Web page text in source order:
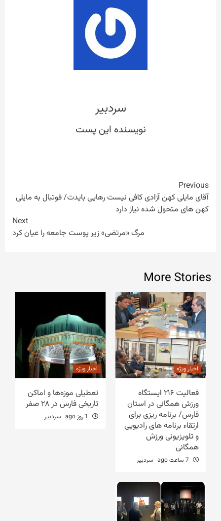
سردبیر
Continue
Reading
Previous
آقای مایلی کهن آزادی کافی نیست رهایی بایدت/ فوتبال به مایلی
کهن های متحول شده نیاز دارد
Next
مرگ «مرتضی» زیر پوست جامعه را عیان کرد
More Stories
اخبار ویژه
فعالیت ۲۱۶ ایستگاه
ورزش همگانی در استان
فارس/ برنامه ریزی برای
ارتقاء برنامه های رادیویی
و تلویزیونی ورزش
همگانی
سردبیر
اخبار ویژه
تعطیلی موزه‌ها و اماکن
تاریخی فارس در ۲۸ صفر
سردبیر